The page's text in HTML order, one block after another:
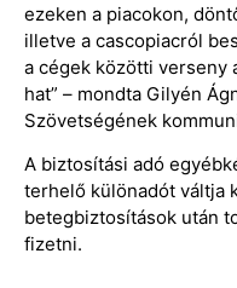
ezeken a piacokon,
illetve a cascopiacról
a cégek közötti verseny
hat” – mondta Gilyén
Szövetségének
A biztosítási adó
terhelő különadót váltja
betegbiztosítások után
fizetni.